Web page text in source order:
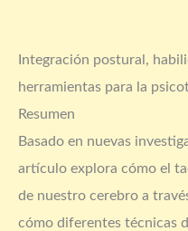
Integración postural,
herramientas para la
Resumen
Basado en nuevas
artículo explora cómo el
de nuestro cerebro a
cómo diferentes técnicas